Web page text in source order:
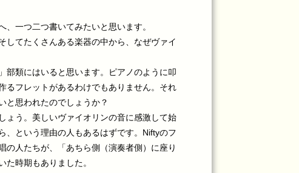
一つ二つ書いてみたいと思います。
してたくさんある楽器の中から、なぜヴァイ
部類にはいると思います。ピアノのように叩
るフレットがあるわけでもありません。それ
と思われたのでしょうか？
ょう。美しいヴァイオリンの音に感激して始
、という理由の人もあるはずです。Niftyのフ
の人たちが、「あちら側（演奏者側）に座り
た時期もありました。